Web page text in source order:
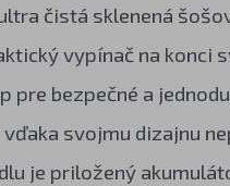
čistá sklenená
vypínač na
pre bezpečné a
svojmu dizajnu
je priložený